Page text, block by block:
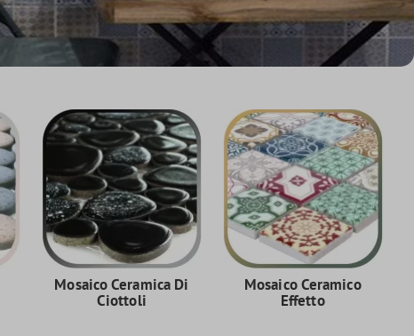
Mosaico Ceramica Di
Ciottoli
Mosaico Ceramico
Effetto